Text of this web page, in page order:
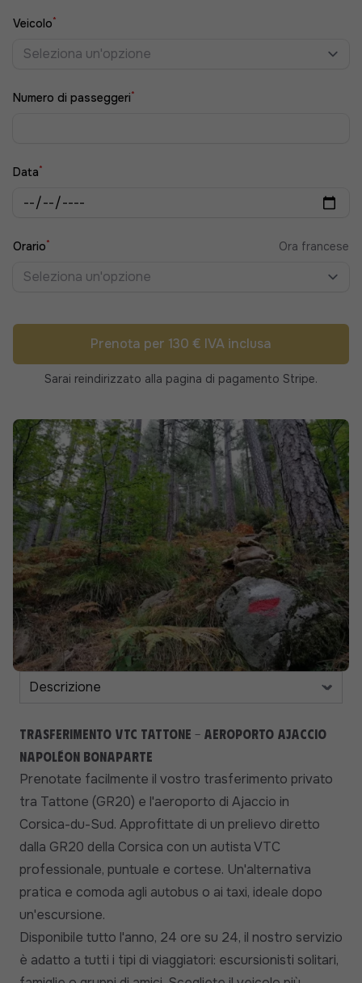
Veicolo*
Seleziona un'opzione
Numero di passeggeri*
Data*
Orario* Ora francese
Seleziona un'opzione
Prenota per 130 € IVA inclusa
Sarai reindirizzato alla pagina di pagamento Stripe.
Trasferimento VTC Tattone - Aeroporto Ajaccio
Napoléon Bonaparte
Prenotate facilmente il vostro trasferimento privato
tra Tattone (GR20) e l'aeroporto di Ajaccio in
Corsica-du-Sud. Approfittate di un prelievo diretto
dalla GR20 della Corsica con un autista VTC
professionale, puntuale e cortese. Un'alternativa
pratica e comoda agli autobus o ai taxi, ideale dopo
un'escursione.
Disponibile tutto l'anno, 24 ore su 24, il nostro servizio
è adatto a tutti i tipi di viaggiatori: escursionisti solitari,